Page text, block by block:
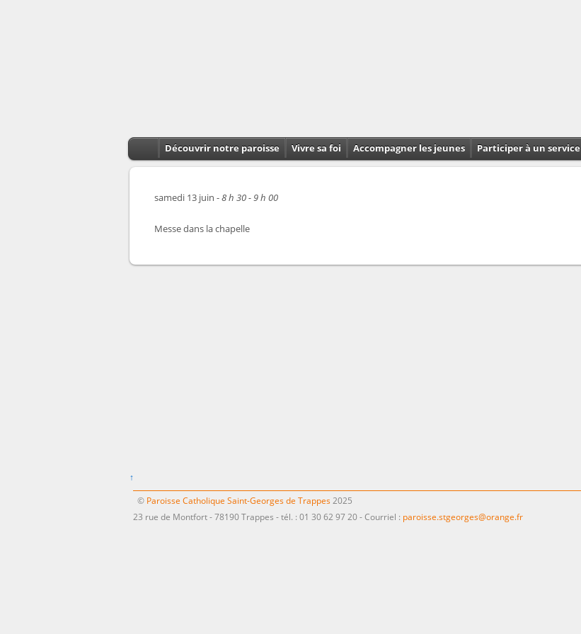
Découvrir notre paroisse Vivre sa foi Accompagner les jeunes Participer à un service
samedi 13 juin -8 h 30 - 9 h 00
Messe dans la chapelle
↑
© Paroisse Catholique Saint-Georges de Trappes 2025
23 rue de Montfort - 78190 Trappes - tél. : 01 30 62 97 20 - Courriel : paroisse.stgeorges@orange.fr